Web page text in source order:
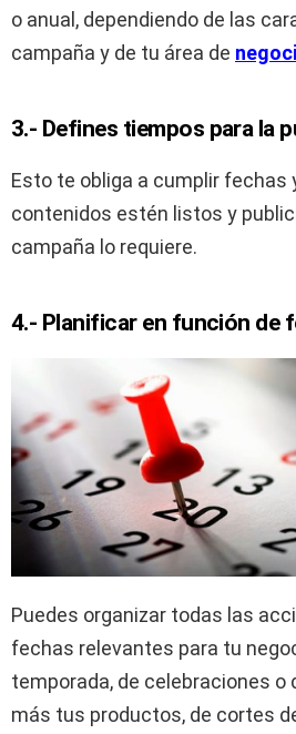
o anual, dependiendo de las
campaña y de tu área de
3.- Defines tiempos para la
Esto te obliga a cumplir fechas
contenidos estén listos y
campaña lo requiere.
4.- Planificar en función de
Puedes organizar todas las
fechas relevantes para tu
temporada, de celebraciones o
más tus productos, de cortes